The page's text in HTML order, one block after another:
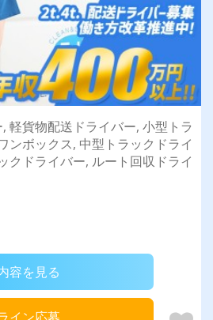
軽貨物配送ドライバー, 小型トラ
ンボックス, 中型トラックドライ
クドライバー, ルート回収ドライ
容を見る